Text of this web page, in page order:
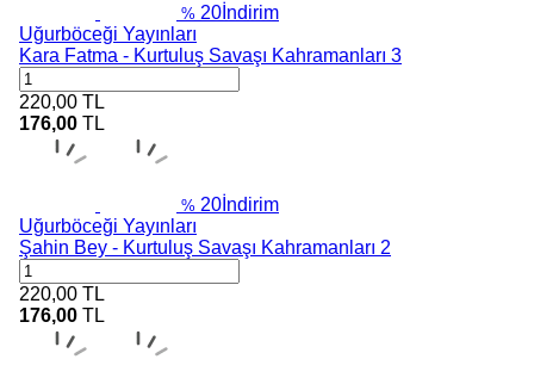
% 20 İndirim
Uğurböceği Yayınları
Kara Fatma - Kurtuluş Savaşı Kahramanları 3
220,00 TL
176,00 TL
% 20 İndirim
Uğurböceği Yayınları
Şahin Bey - Kurtuluş Savaşı Kahramanları 2
220,00 TL
176,00 TL